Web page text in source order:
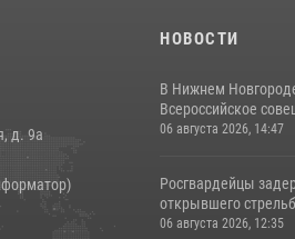
д. 9а
НОВОСТИ
В Нижнем
Всероссийское
06 августа 2026, 14:47
Росгвардейцы
открывшего
06 августа 2026, 12:35